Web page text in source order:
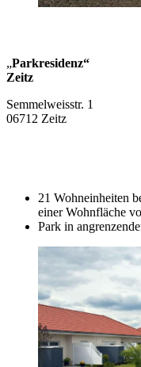
„Parkresidenz“
Zeitz
Semmelweisstr. 1
06712 Zeitz
21 Wohneinheiten
einer Wohnfläche
Park in